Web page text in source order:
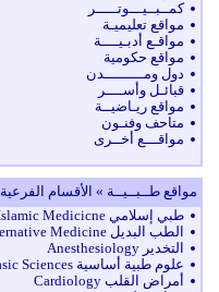
كمــبــيـــوتـــــر
مواقع تعليميـة
مواقـع أدبـيــــة
مواقع حكومية
دول ومـــــــــدن
قبائـل وأســــر
مواقع ريـاضيــة
متاحف وفنـون
مواقـــع أخــرى
مواقع طــبــيــة » الأقسام الفرعية
طبي إسلامي Islamic Medicicne
الطب البديل Alternative Medicine
التخدير Anesthesiology
علوم طبية أساسية Basic Sciences
أمراض القلب Cardiology